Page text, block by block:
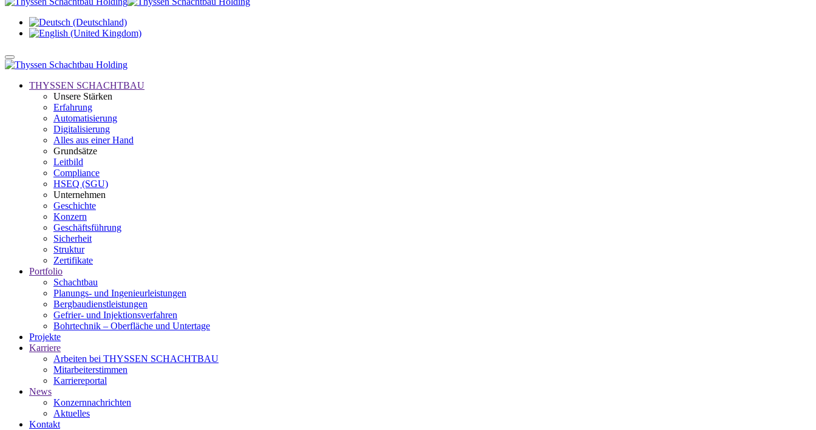
THYSSEN SCHACHTBAU
Unsere Stärken
Erfahrung
Automatisierung
Digitalisierung
Alles aus einer Hand
Grundsätze
Leitbild
Compliance
HSEQ (SGU)
Unternehmen
Geschichte
Konzern
Geschäftsführung
Sicherheit
Struktur
Zertifikate
Portfolio
Schachtbau
Planungs- und Ingenieurleistungen
Bergbaudienstleistungen
Gefrier- und Injektionsverfahren
Bohrtechnik – Oberfläche und Untertage
Projekte
Karriere
Arbeiten bei THYSSEN SCHACHTBAU
Mitarbeiterstimmen
Karriereportal
News
Konzernnachrichten
Aktuelles
Kontakt